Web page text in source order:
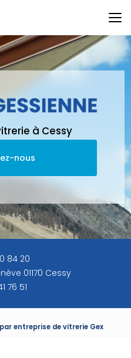
à Cessy
nous
84 20
01170 Cessy
76 51
entreprise de vitrerie Gex